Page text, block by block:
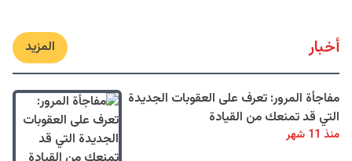
أخبار المزيد
مفاجأة المرور: تعرف على العقوبات الجديدة
التي قد تمنعك من القيادة
منذ 11 شهر